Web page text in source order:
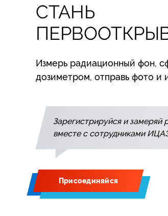
СТАНЬ
Измерь радиационный фон,
дозиметром, отправь фото
Зарегистрируйся и замеряй
вместе с сотрудниками
Присоединяйся